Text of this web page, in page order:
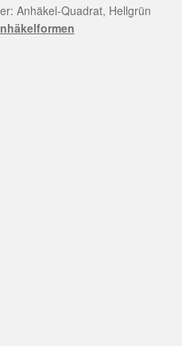
Anhäkel-Quadrat, Hellgrün